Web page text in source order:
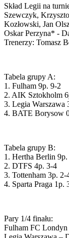
Skład Legii na
Szewczyk,
Kozłowski, Jan
Oskar Perzyna* -
Trenerzy: Tomasz
Tabela grupy A:
1. Fulham 9p. 9-2
2. AIK Sztokholm
3. Legia Warszawa
4. BATE Borysow
Tabela grupy B:
1. Hertha Berlin 9p.
2. DTFS 4p. 3-4
3. Tottenham 3p. 2-
4. Sparta Praga 1p.
Pary 1/4 finału:
Fulham FC Londyn